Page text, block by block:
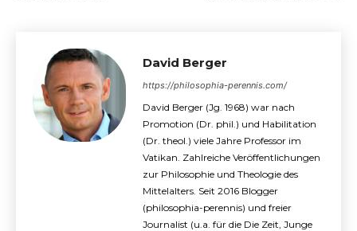
David Berger
https://philosophia-perennis.com/
David Berger (Jg. 1968) war nach
Promotion (Dr. phil.) und Habilitation
(Dr. theol.) viele Jahre Professor im
Vatikan. Zahlreiche Veröffentlichungen
zur Philosophie und Theologie des
Mittelalters. Seit 2016 Blogger
(philosophia-perennis) und freier
Journalist (u.a. für die Die Zeit, Junge